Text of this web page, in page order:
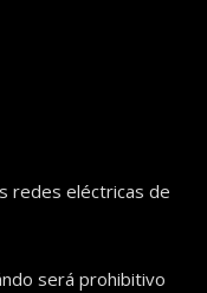
redes eléctricas de
será prohibitivo